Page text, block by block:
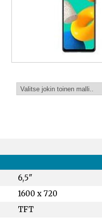
6,5"
1600 x 720
TFT